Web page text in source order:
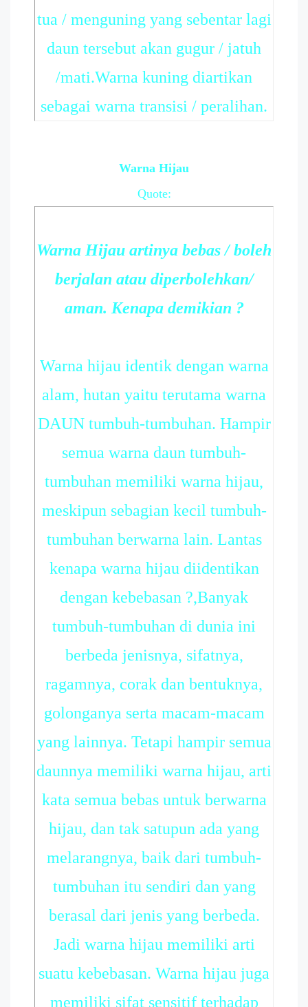
tua / menguning yang sebentar lagi
daun tersebut akan gugur / jatuh
/mati.Warna kuning diartikan
sebagai warna transisi / peralihan.
Warna Hijau
Quote:
Warna Hijau artinya bebas / boleh
berjalan atau diperbolehkan/
aman. Kenapa demikian ?
Warna hijau identik dengan warna
alam, hutan yaitu terutama warna
DAUN tumbuh-tumbuhan. Hampir
semua warna daun tumbuh-
tumbuhan memiliki warna hijau,
meskipun sebagian kecil tumbuh-
tumbuhan berwarna lain. Lantas
kenapa warna hijau diidentikan
dengan kebebasan ?,Banyak
tumbuh-tumbuhan di dunia ini
berbeda jenisnya, sifatnya,
ragamnya, corak dan bentuknya,
golonganya serta macam-macam
yang lainnya. Tetapi hampir semua
daunnya memiliki warna hijau, arti
kata semua bebas untuk berwarna
hijau, dan tak satupun ada yang
melarangnya, baik dari tumbuh-
tumbuhan itu sendiri dan yang
berasal dari jenis yang berbeda.
Jadi warna hijau memiliki arti
suatu kebebasan. Warna hijau juga
memiliki sifat sensitif terhadap